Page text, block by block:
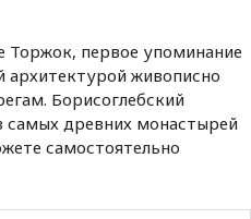
Торжок, первое упоминание
архитектурой живописно
Борисоглебский
древних монастырей
самостоятельно